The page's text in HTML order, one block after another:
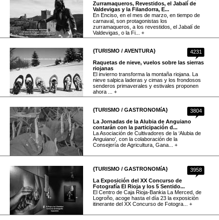
Zurramaqueros, Revestidos, el Jabalí de
Valdevigas y la Filandorra, E...
En Enciso, en el mes de marzo, en tiempo de
carnaval, son protagonistas los
zurramaqueros, a los revestidos, el Jabalí de
Valdevigas, o la Fi... +
4231
{TURISMO / AVENTURA}
Raquetas de nieve, vuelos sobre las sierras
riojanas
El invierno transforma la montaña riojana. La
nieve salpica laderas y cimas y los frondosos
senderos primaverales y estivales proponen
ahora ... +
3804
{TURISMO / GASTRONOMíA}
La Jornadas de la Alubia de Anguiano
contarán con la participación d...
La Asociación de Cultivadores de la ‘Alubia de
Anguiano’, con la colaboración de la
Consejería de Agricultura, Gana... +
3958
{TURISMO / GASTRONOMíA}
La Exposición del XX Concurso de
Fotografía El Rioja y los 5 Sentido...
El Centro de Caja Rioja-Bankia La Merced, de
Logroño, acoge hasta el día 23 la exposición
itinerante del XX Concurso de Fotogra... +